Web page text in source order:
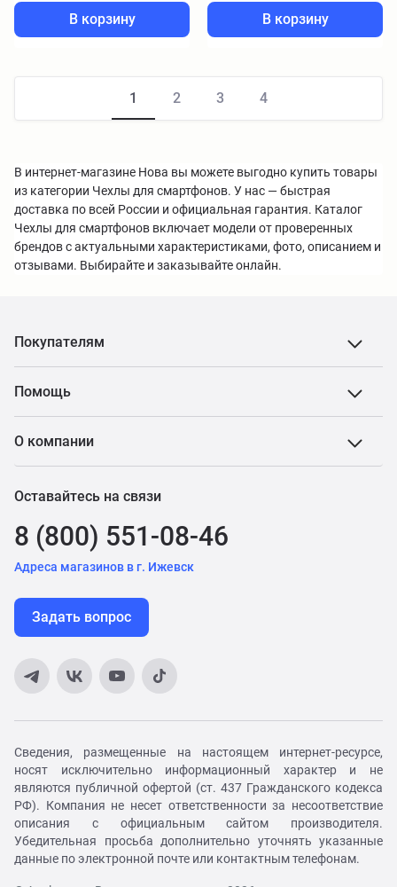
В корзину В корзину
1 2 3 4
В интернет-магазине Нова вы можете выгодно купить товары
из категории Чехлы для смартфонов. У нас — быстрая
доставка по всей России и официальная гарантия. Каталог
Чехлы для смартфонов включает модели от проверенных
брендов с актуальными характеристиками, фото, описанием и
отзывами. Выбирайте и заказывайте онлайн.
Покупателям
Помощь
О компании
Оставайтесь на связи
8 (800) 551-08-46
Адреса магазинов в г. Ижевск
Задать вопрос
Сведения, размещенные на настоящем интернет-ресурсе,
носят исключительно информационный характер и не
являются публичной офертой (ст. 437 Гражданского кодекса
РФ). Компания не несет ответственности за несоответствие
описания с официальным сайтом производителя.
Убедительная просьба дополнительно уточнять указанные
данные по электронной почте или контактным телефонам.